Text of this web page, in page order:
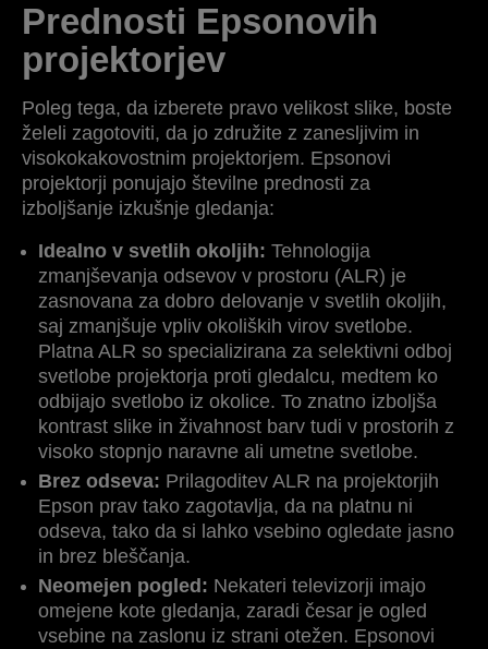
Prednosti Epsonovih
projektorjev
Poleg tega, da izberete pravo velikost slike, boste
želeli zagotoviti, da jo združite z zanesljivim in
visokokakovostnim projektorjem. Epsonovi
projektorji ponujajo številne prednosti za
izboljšanje izkušnje gledanja:
Idealno v svetlih okoljih: Tehnologija
zmanjševanja odsevov v prostoru (ALR) je
zasnovana za dobro delovanje v svetlih okoljih,
saj zmanjšuje vpliv okoliških virov svetlobe.
Platna ALR so specializirana za selektivni odboj
svetlobe projektorja proti gledalcu, medtem ko
odbijajo svetlobo iz okolice. To znatno izboljša
kontrast slike in živahnost barv tudi v prostorih z
visoko stopnjo naravne ali umetne svetlobe.
Brez odseva: Prilagoditev ALR na projektorjih
Epson prav tako zagotavlja, da na platnu ni
odseva, tako da si lahko vsebino ogledate jasno
in brez bleščanja.
Neomejen pogled: Nekateri televizorji imajo
omejene kote gledanja, zaradi česar je ogled
vsebine na zaslonu iz strani otežen. Epsonovi